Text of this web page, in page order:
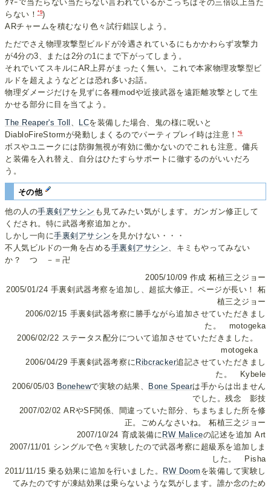
ｸﾏｰで当たらない当たらない言われているがこっちはその三倍以上当た
らない！*5)
ARチャームを積むなり色々試行錯誤しよう。
ただでさえ物理攻撃型ビルドが冷遇されているにもかかわらず攻撃力
が4分の3、または2分の1にまで下がってしまう。
それでいてスキルにAR上昇がまったく無い。これで本家物理攻撃型ビ
ルドを超えようなどとは恐れ多いお話。
物理ダメージだけを見ずに各種modや近接武器を遠距離攻撃として生
かせる部分に目を当てよう。
The Reaper's Toll
LCを装備した場合、鬼の様に呪いと
DiabloFireStormが発動しまくるのでパーティプレイ時は注意！ *6
ボスやユニークには防御無視が有効に働かないのでこれも注意。傭兵
と装備を入れ替え、自分はひたすらサポートに徹するのがいいだろ
う。
その他
他の人の手裏剣アサシン も見てみたい気がします。ガンガン修正して
くだされ。特に武器考察追加とか。
しかし一向に手裏剣アサシン を見かけない・・・
不人気ビルドの一角を占める手裏剣アサシン、キミもやってみない
か？ つ －＝卍
2005/10/09 作成 柘植三之ジョー
2005/01/24 手裏剣武器考察を追加し、超拡大修正。ページが長い！ 柘
植三之ジョー
2006/02/15 手裏剣武器考察に勝手ながら追加させていただきまし
た。 motogeka
2006/02/22 ステータス配分について追加させていただきました。
motogeka
2006/04/29 手裏剣武器考察に Ribcracker追記させていただきまし
た。 Kybele
2006/05/03 Bonehewで実験の結果、 Bone Spearは手からは出ません
でした。残念 影技
2007/02/02 ARやSF関係、間違っていた部分、ちまちました所を修
正。ごめんなさいね。 柘植三之ジョー
2007/10/24 育成装備に RW Maliceの記述を追加 Art
2007/11/01 シングルで色々実験したので武器考察に超級系を追加しま
した。 Pisha
2011/11/15 乗る効果に追加を行いました。
RW Doom を装備して実験し
てみたのですが凍結効果は乗らないような気がします。誰か念のため